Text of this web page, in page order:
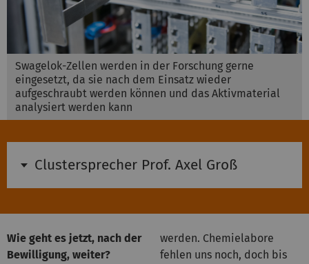
Swagelok-Zellen werden in der Forschung gerne
eingesetzt, da sie nach dem Einsatz wieder
aufgeschraubt werden können und das Aktivmaterial
analysiert werden kann
Clustersprecher Prof. Axel Groß
Wie geht es jetzt, nach der
Bewilligung, weiter?
werden. Chemielabore
fehlen uns noch, doch bis